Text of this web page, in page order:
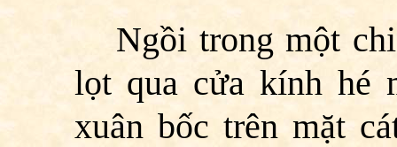
Ngồi trong một
lọt qua cửa kính hé
xuân bốc trên mặt